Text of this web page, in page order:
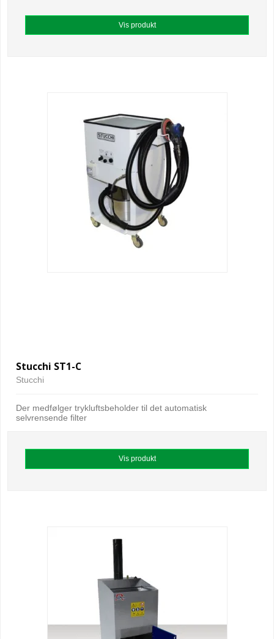
Vis produkt
Stucchi ST1-C
Stucchi
Der medfølger trykluftsbeholder til det automatisk
selvrensende filter
Vis produkt